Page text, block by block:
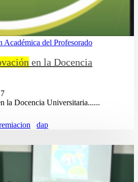
Académica del Profesorado
en la Docencia
la Docencia Universitaria......
dap